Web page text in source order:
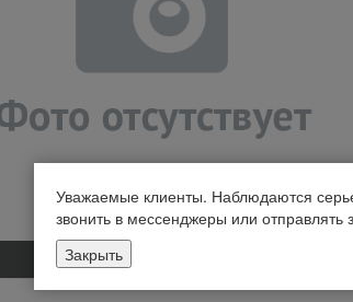
Уважаемые клиенты. Наблюдаются
звонить в мессенджеры или отправлять
Закрыть